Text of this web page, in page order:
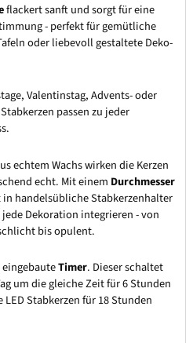
flackert sanft und sorgt für eine
- perfekt für gemütliche
oder liebevoll gestaltete Deko-
Valentinstag, Advents- oder
passen zu jeder
echtem Wachs wirken die Kerzen
echt. Mit einem Durchmesser
handelsübliche Stabkerzenhalter
Dekoration integrieren - von
bis opulent.
Timer. Dieser schaltet
um die gleiche Zeit für 6 Stunden
Stabkerzen für 18 Stunden